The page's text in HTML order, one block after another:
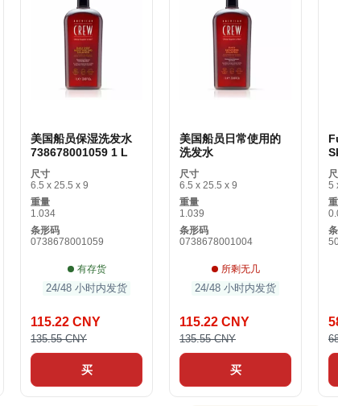
美国船员保湿洗发水
738678001059 1 L
尺寸
6.5 x 25.5 x 9
重量
1.034
条形码
0738678001059
有存货
24/48 小时内发货
115.22 CNY
135.55 CNY
买
美国船员日常使用的
洗发水
尺寸
6.5 x 25.5 x 9
重量
1.039
条形码
0738678001004
所剩无几
24/48 小时内发货
115.22 CNY
135.55 CNY
买
5